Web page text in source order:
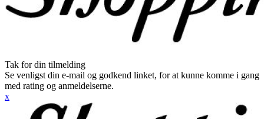
Tak for din tilmelding
Se venligst din e-mail og godkend linket, for at kunne komme i gang
med rating og anmeldelserne.
x